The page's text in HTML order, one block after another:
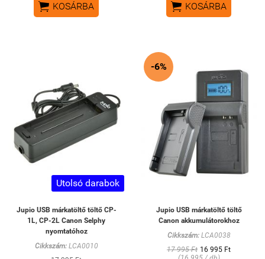
 KOSÁRBA  KOSÁRBA
Utolsó darabok
Jupio USB márkatöltő töltő CP-
1L, CP-2L Canon Selphy
nyomtatóhoz
Cikkszám:LCA0010
-6%
Jupio USB márkatöltő töltő
Canon akkumulátorokhoz
Cikkszám:LCA0038
17 995 Ft 16 995 Ft